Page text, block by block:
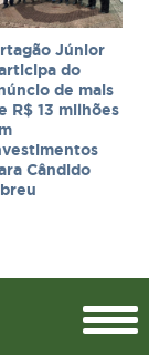
Júnior
do
de mais
R$ 13 milhões
Cândido